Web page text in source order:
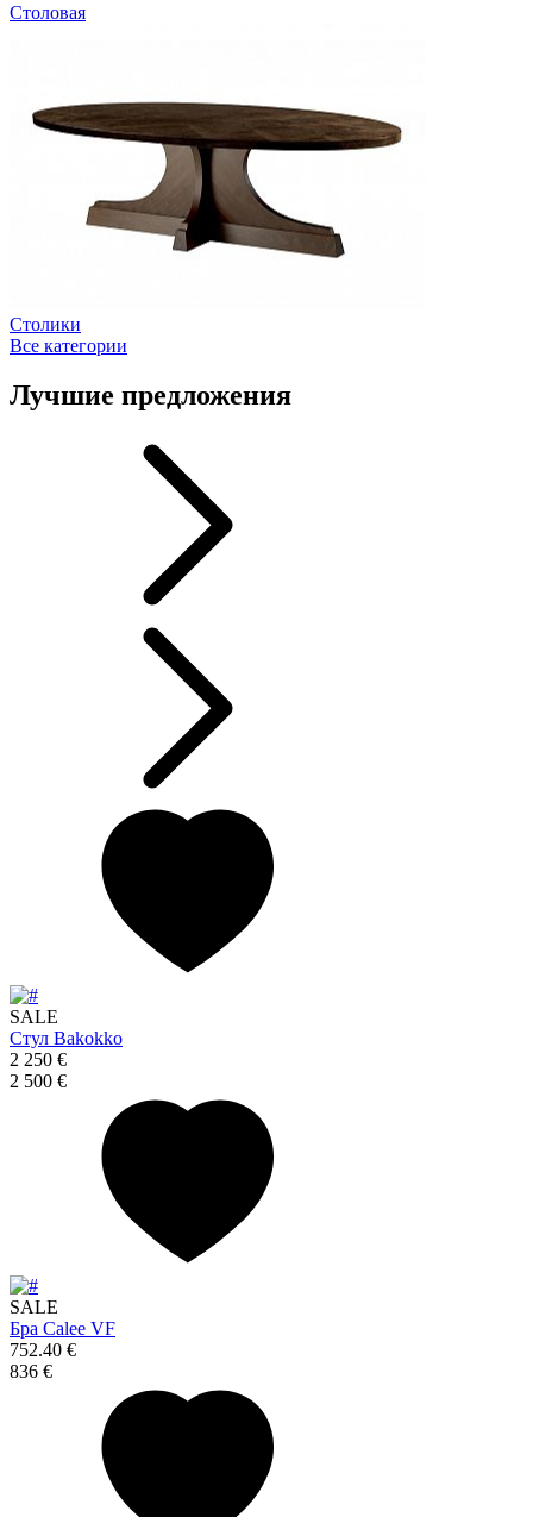
Столовая
Столики
Все категории
Лучшие предложения
SALE
Стул Bakokko
2 250 €
2 500 €
SALE
Бра Calee VF
752.40 €
836 €